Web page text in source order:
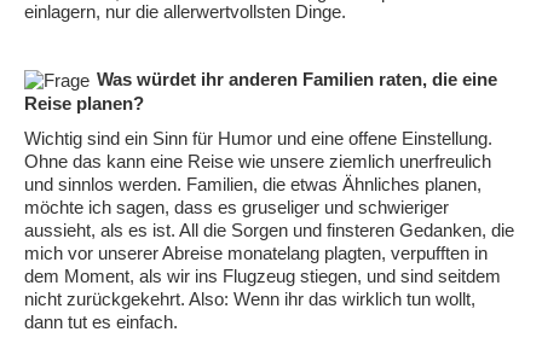
einlagern, nur die allerwertvollsten Dinge.
Was würdet ihr anderen Familien raten, die eine
Reise planen?
Wichtig sind ein Sinn für Humor und eine offene Einstellung.
Ohne das kann eine Reise wie unsere ziemlich unerfreulich
und sinnlos werden. Familien, die etwas Ähnliches planen,
möchte ich sagen, dass es gruseliger und schwieriger
aussieht, als es ist. All die Sorgen und finsteren Gedanken, die
mich vor unserer Abreise monatelang plagten, verpufften in
dem Moment, als wir ins Flugzeug stiegen, und sind seitdem
nicht zurückgekehrt. Also: Wenn ihr das wirklich tun wollt,
dann tut es einfach.